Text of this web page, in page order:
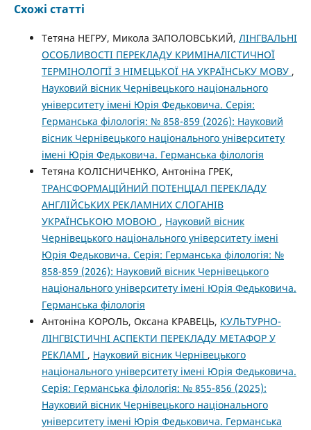
Схожі статті
Тетяна НЕГРУ, Микола ЗАПОЛОВСЬКИЙ, ЛІНГВАЛЬНІ
ОСОБЛИВОСТІ ПЕРЕКЛАДУ КРИМІНАЛІСТИЧНОЇ
ТЕРМІНОЛОГІЇ З НІМЕЦЬКОЇ НА УКРАЇНСЬКУ МОВУ ,
Науковий вісник Чернівецького національного
університету імені Юрія Федьковича. Серія:
Германська філологія: № 858-859 (2026): Науковий
вісник Чернівецького національного університету
імені Юрія Федьковича. Германська філологія
Тетяна КОЛІСНИЧЕНКО, Антоніна ГРЕК,
ТРАНСФОРМАЦІЙНИЙ ПОТЕНЦІАЛ ПЕРЕКЛАДУ
АНГЛІЙСЬКИХ РЕКЛАМНИХ СЛОГАНІВ
УКРАЇНСЬКОЮ МОВОЮ , Науковий вісник
Чернівецького національного університету імені
Юрія Федьковича. Серія: Германська філологія: №
858-859 (2026): Науковий вісник Чернівецького
національного університету імені Юрія Федьковича.
Германська філологія
Антоніна КОРОЛЬ, Оксана КРАВЕЦЬ, КУЛЬТУРНО-
ЛІНГВІСТИЧНІ АСПЕКТИ ПЕРЕКЛАДУ МЕТАФОР У
РЕКЛАМІ , Науковий вісник Чернівецького
національного університету імені Юрія Федьковича.
Серія: Германська філологія: № 855-856 (2025):
Науковий вісник Чернівецького національного
університету імені Юрія Федьковича. Германська